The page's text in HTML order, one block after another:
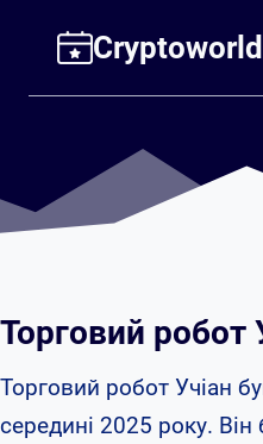
вмісту
Cryptoworld
Торговий робот
Торговий робот Учіан
середині 2025 року.